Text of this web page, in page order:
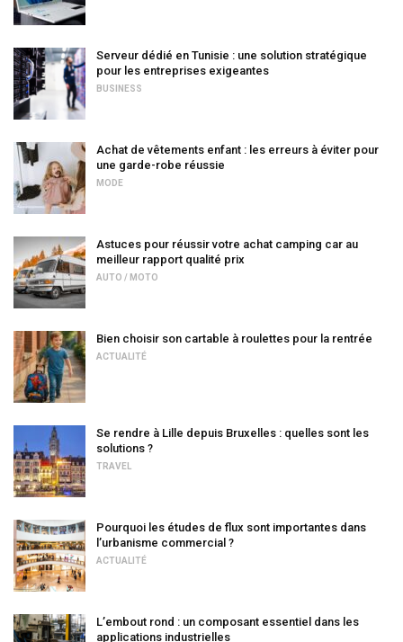
Serveur dédié en Tunisie : une solution stratégique
pour les entreprises exigeantes
BUSINESS
Achat de vêtements enfant : les erreurs à éviter pour
une garde-robe réussie
MODE
Astuces pour réussir votre achat camping car au
meilleur rapport qualité prix
AUTO / MOTO
Bien choisir son cartable à roulettes pour la rentrée
ACTUALITÉ
Se rendre à Lille depuis Bruxelles : quelles sont les
solutions ?
TRAVEL
Pourquoi les études de flux sont importantes dans
l’urbanisme commercial ?
ACTUALITÉ
L’embout rond : un composant essentiel dans les
applications industrielles